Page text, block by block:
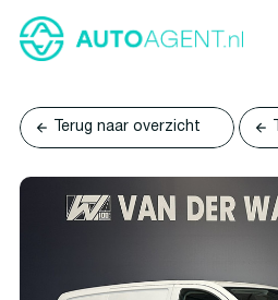
Terug naar overzicht